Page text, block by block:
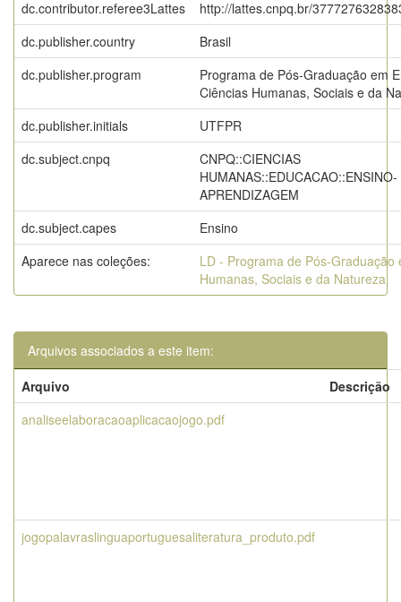
dc.contributor.referee3Lattes
http://lattes.cnpq.br/
dc.publisher.country
Brasil
dc.publisher.program
Programa de Pós-Graduação em
Ciências Humanas, Sociais e da
dc.publisher.initials
UTFPR
dc.subject.cnpq
CNPQ::CIENCIAS
HUMANAS::EDUCACAO::ENSINO-
APRENDIZAGEM
dc.subject.capes
Ensino
Aparece nas coleções:
LD - Programa de Pós-Graduação
Humanas, Sociais e da Natureza
Arquivos associados a este item:
Arquivo
Descrição
analiseelaboracaoaplicacaojogo.pdf
jogopalavraslinguaportuguesaliteratura_produto.pdf